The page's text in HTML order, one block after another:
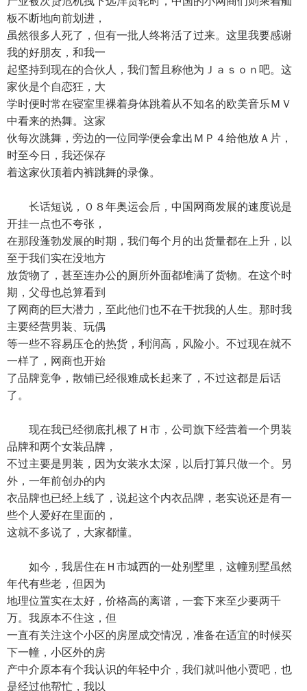
板不断地向前划进，
虽然很多人死了，但有一批人终将活了过来。这里我要感谢
我的好朋友，和我一
起坚持到现在的合伙人，我们暂且称他为Ｊａｓｏｎ吧。这
家伙是个自恋狂，大
学时便时常在寝室里裸着身体跳着从不知名的欧美音乐ＭＶ
中看来的热舞。这家
伙每次跳舞，旁边的一位同学便会拿出ＭＰ４给他放Ａ片，
时至今日，我还保存
着这家伙顶着内裤跳舞的录像。
长话短说，０８年奥运会后，中国网商发展的速度说是
开挂一点也不夸张，
在那段蓬勃发展的时期，我们每个月的出货量都在上升，以
至于我们实在没地方
放货物了，甚至连办公的厕所外面都堆满了货物。在这个时
期，父母也总算看到
了网商的巨大潜力，至此他们也不在干扰我的人生。那时我
主要经营男装、玩偶
等一些不容易压仓的热货，利润高，风险小。不过现在就不
一样了，网商也开始
了品牌竞争，散铺已经很难成长起来了，不过这都是后话
了。
现在我已经彻底扎根了Ｈ市，公司旗下经营着一个男装
品牌和两个女装品牌，
不过主要是男装，因为女装水太深，以后打算只做一个。另
外，一年前创办的内
衣品牌也已经上线了，说起这个内衣品牌，老实说还是有一
些个人爱好在里面的，
这就不多说了，大家都懂。
如今，我居住在Ｈ市城西的一处别墅里，这幢别墅虽然
年代有些老，但因为
地理位置实在太好，价格高的离谱，一套下来至少要两千
万。我原本不住这，但
一直有关注这个小区的房屋成交情况，准备在适宜的时候买
下一幢，小区外的房
产中介原本有个我认识的年轻中介，我们就叫他小贾吧，也
是经过他帮忙，我以